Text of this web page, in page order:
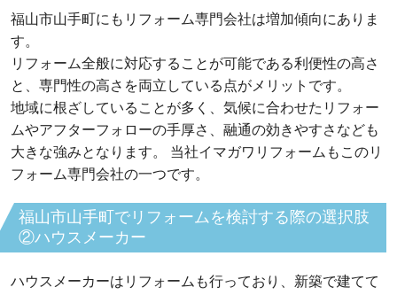
福山市山手町にもリフォーム専門会社は増加傾向にありま
す。
リフォーム全般に対応することが可能である利便性の高さ
と、専門性の高さを両立している点がメリットです。
地域に根ざしていることが多く、気候に合わせたリフォー
ムやアフターフォローの手厚さ、融通の効きやすさなども
大きな強みとなります。 当社イマガワリフォームもこのリ
フォーム専門会社の一つです。
福山市山手町でリフォームを検討する際の選択肢
②ハウスメーカー
ハウスメーカーはリフォームも行っており、新築で建てて